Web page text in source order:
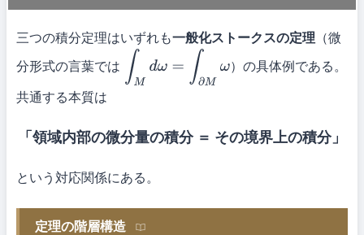
三つの積分定理はいずれも一般化ストークスの定理 （微
分形式の言葉では
M ω=∫ ∂M ω
）の具体例である。
共通する本質は
「領域内部の微分量の積分 ＝ その境界上の積分」
という対応関係にある。
定理の階層構造